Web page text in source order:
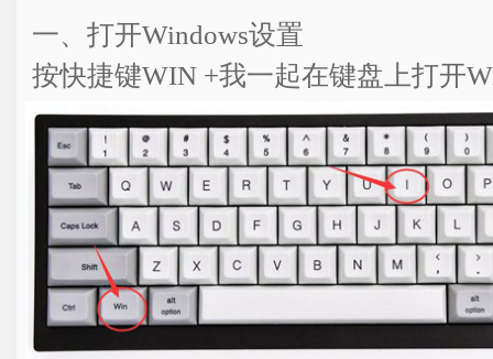
一、打开Windows设置
按快捷键WIN +我一起在键盘上打开